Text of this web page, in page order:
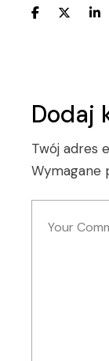
Dodaj
Twój adres
Wymagane